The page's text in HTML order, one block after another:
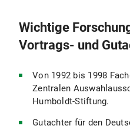
Wichtige
Vortrags- und
Von 1992 bis 1998
Zentralen
Humboldt-Stiftung.
Gutachter für den